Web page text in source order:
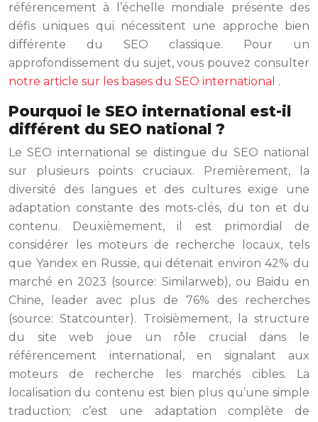
référencement à l’échelle mondiale présente des
défis uniques qui nécessitent une approche bien
différente du SEO classique. Pour un
approfondissement du sujet, vous pouvez consulter
notre article sur les bases du SEO international .
Pourquoi le SEO international est-il
différent du SEO national ?
Le SEO international se distingue du SEO national
sur plusieurs points cruciaux. Premièrement, la
diversité des langues et des cultures exige une
adaptation constante des mots-clés, du ton et du
contenu. Deuxièmement, il est primordial de
considérer les moteurs de recherche locaux, tels
que Yandex en Russie, qui détenait environ 42% du
marché en 2023 (source: Similarweb), ou Baidu en
Chine, leader avec plus de 76% des recherches
(source: Statcounter). Troisièmement, la structure
du site web joue un rôle crucial dans le
référencement international, en signalant aux
moteurs de recherche les marchés cibles. La
localisation du contenu est bien plus qu’une simple
traduction; c’est une adaptation complète de